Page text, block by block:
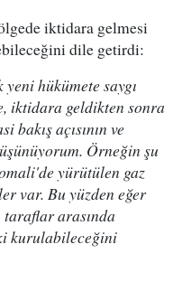
iktidara gelmesi
dile getirdi:
hükümete saygı
iktidara geldikten sonra
bakış açısının ve
Örneğin şu
yürütülen gaz
var. Bu yüzden eğer
arasında
kurulabileceğini